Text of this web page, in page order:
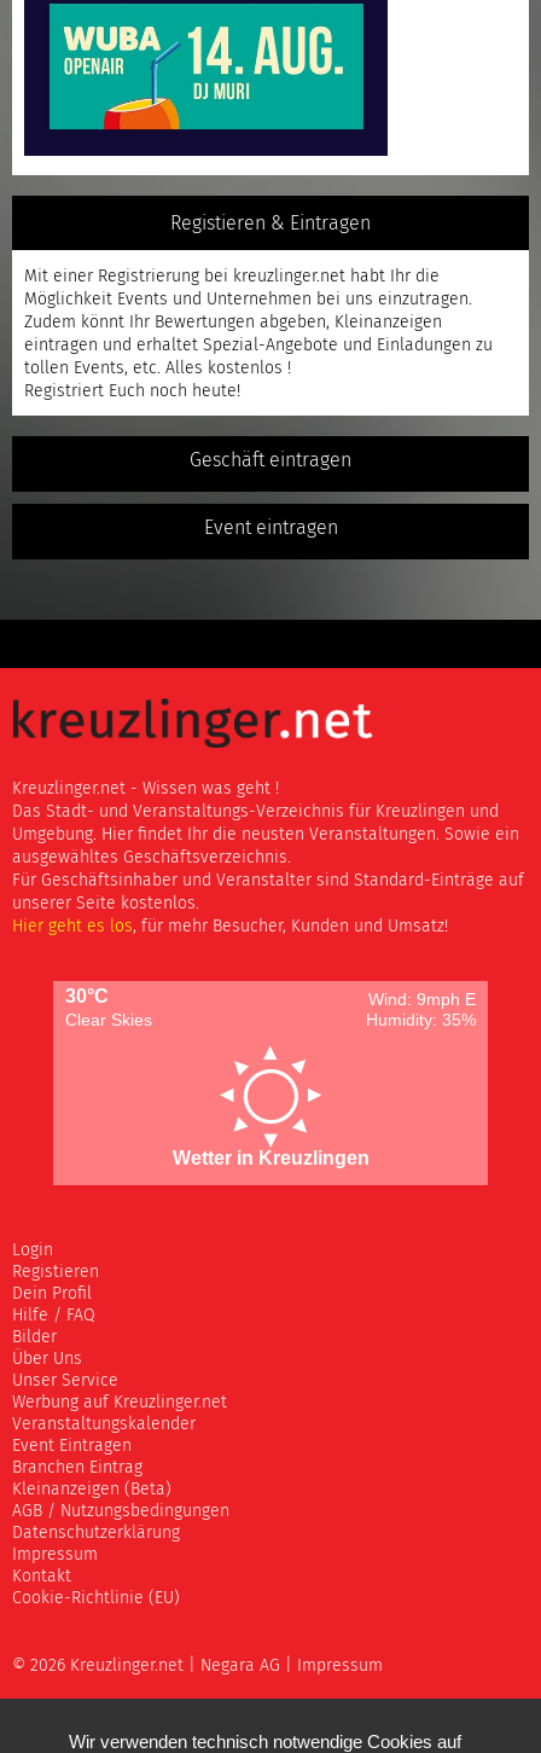
Registieren & Eintragen
Mit einer Registrierung bei kreuzlinger.net habt Ihr die
Möglichkeit Events und Unternehmen bei uns einzutragen.
Zudem könnt Ihr Bewertungen abgeben, Kleinanzeigen
eintragen und erhaltet Spezial-Angebote und Einladungen zu
tollen Events, etc. Alles kostenlos !
Registriert Euch noch heute!
Geschäft eintragen
Event eintragen
Kreuzlinger.net - Wissen was geht !
Das Stadt- und Veranstaltungs-Verzeichnis für Kreuzlingen und
Umgebung. Hier findet Ihr die neusten Veranstaltungen. Sowie ein
ausgewähltes Geschäftsverzeichnis.
Für Geschäftsinhaber und Veranstalter sind Standard-Einträge auf
unserer Seite kostenlos.
Hier geht es los, für mehr Besucher, Kunden und Umsatz!
30°C
Wind: 9mph E
Clear Skies
Humidity: 35%
Wetter in Kreuzlingen
Login
Registieren
Dein Profil
Hilfe / FAQ
Bilder
Über Uns
Unser Service
Werbung auf Kreuzlinger.net
Veranstaltungskalender
Event Eintragen
Branchen Eintrag
Kleinanzeigen (Beta)
AGB / Nutzungsbedingungen
Datenschutzerklärung
Impressum
Kontakt
Cookie-Richtlinie (EU)
© 2026 Kreuzlinger.net | Negara AG Impressum
Wir verwenden technisch notwendige Cookies auf